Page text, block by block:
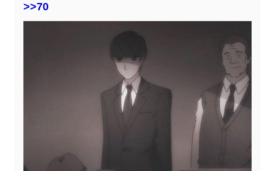
>>70